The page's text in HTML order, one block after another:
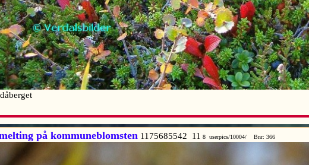
på kommuneblomsten 1175685542 11 8 userpics/10004/ Bnr: 366